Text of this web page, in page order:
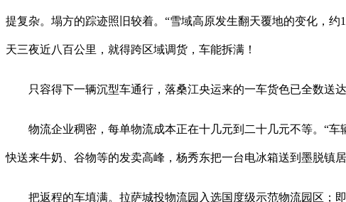
提复杂。塌方的踪迹照旧较着。“雪域高原发生翻天覆地的变化，
天三夜近八百公里，就得跨区域调货，车能拆满！
只容得下一辆沉型车通行，落桑江央运来的一车货色已全数送达
物流企业稠密，每单物流成本正在十几元到二十几元不等。“车
快送来牛奶、谷物等的发卖高峰，杨秀东把一台电冰箱送到墨脱镇
把返程的车填满。拉萨城投物流园入选国度级示范物流园区；即